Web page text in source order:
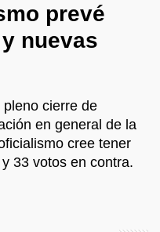
prevé
nuevas
cierre de
en general de la
cree tener
33 votos en contra.